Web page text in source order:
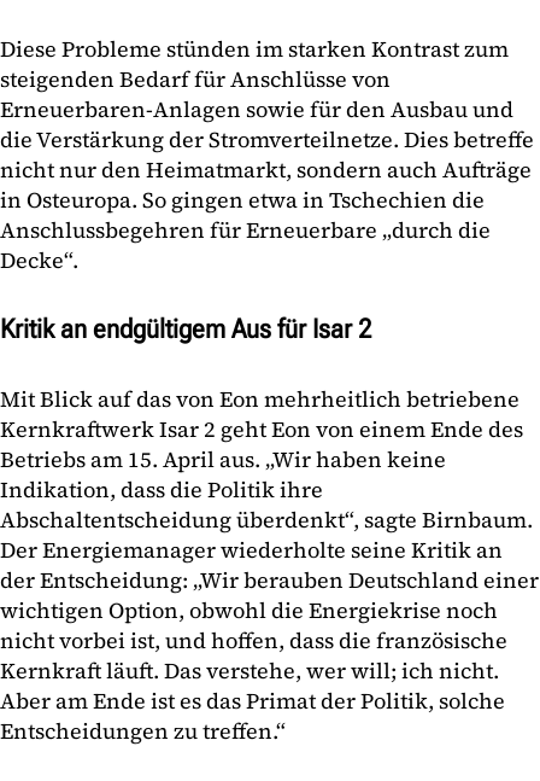
Diese Probleme stünden im starken Kontrast zum
steigenden Bedarf für Anschlüsse von
Erneuerbaren-Anlagen sowie für den Ausbau und
die Verstärkung der Stromverteilnetze. Dies betreffe
nicht nur den Heimatmarkt, sondern auch Aufträge
in Osteuropa. So gingen etwa in Tschechien die
Anschlussbegehren für Erneuerbare „durch die
Decke“.
Kritik an endgültigem Aus für Isar 2
Mit Blick auf das von Eon mehrheitlich betriebene
Kernkraftwerk Isar 2 geht Eon von einem Ende des
Betriebs am 15. April aus. „Wir haben keine
Indikation, dass die Politik ihre
Abschaltentscheidung überdenkt“, sagte Birnbaum.
Der Energiemanager wiederholte seine Kritik an
der Entscheidung: „Wir berauben Deutschland einer
wichtigen Option, obwohl die Energiekrise noch
nicht vorbei ist, und hoffen, dass die französische
Kernkraft läuft. Das verstehe, wer will; ich nicht.
Aber am Ende ist es das Primat der Politik, solche
Entscheidungen zu treffen.“